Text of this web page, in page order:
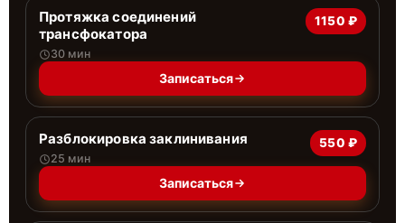
Протяжка соединений
трансфокатора
30 мин
1150 ₽
Записаться
Разблокировка заклинивания
25 мин
550 ₽
Записаться